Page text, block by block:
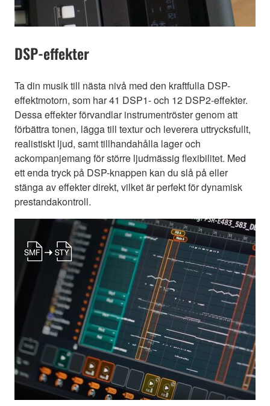
DSP-effekter
Ta din musik till nästa nivå med den kraftfulla DSP-
effektmotorn, som har 41 DSP1- och 12 DSP2-effekter.
Dessa effekter förvandlar instrumentröster genom att
förbättra tonen, lägga till textur och leverera uttrycksfullt,
realistiskt ljud, samt tillhandahålla lager och
ackompanjemang för större ljudmässig flexibilitet. Med
ett enda tryck på DSP-knappen kan du slå på eller
stänga av effekter direkt, vilket är perfekt för dynamisk
prestandakontroll.